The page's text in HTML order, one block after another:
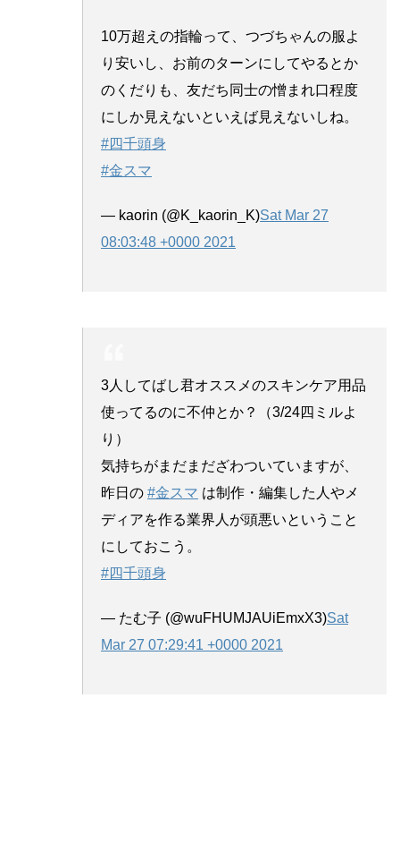
10万超えの指輪って、つづちゃんの服よ
り安いし、お前のターンにしてやるとか
のくだりも、友だち同士の憎まれ口程度
にしか見えないといえば見えないしね。
#四千頭身
#金スマ
— kaorin (@K_kaorin_K)Sat Mar 27
08:03:48 +0000 2021
3人してばし君オススメのスキンケア用品
使ってるのに不仲とか？（3/24四ミルよ
り）
気持ちがまだまだざわついていますが、
昨日の #金スマ は制作・編集した人やメ
ディアを作る業界人が頭悪いということ
にしておこう。
#四千頭身
— たむ子 (@wuFHUMJAUiEmxX3)Sat
Mar 27 07:29:41 +0000 2021